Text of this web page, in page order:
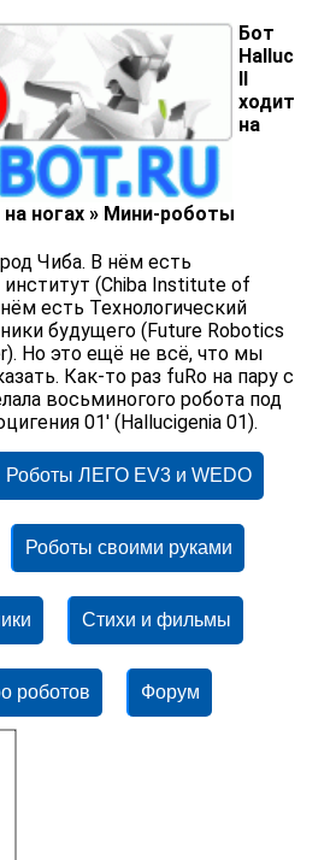
Бот
Halluc
II
ходит
на
на ногах » Мини-роботы
Чиба. В нём есть
институт (Chiba Institute of
есть Технологический
будущего (Future Robotics
Но это ещё не всё, что мы
Как-то раз fuRo на пару с
восьминогого робота под
01' (Hallucigenia 01).
Роботы ЛЕГО EV3 и WEDO
Роботы своими руками
Стихи и фильмы
роботов Форум